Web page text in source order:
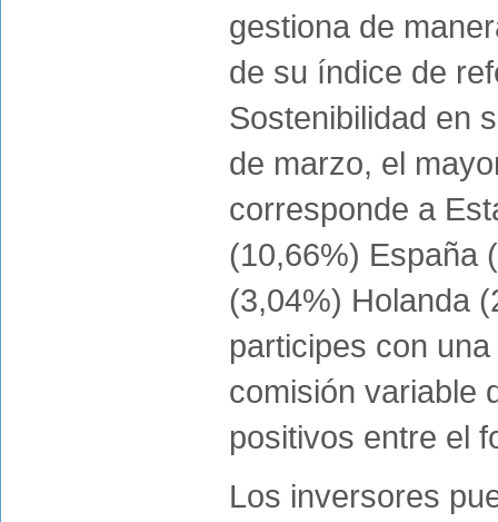
gestiona de
de su índice de
Sostenibilidad en
de marzo, el
corresponde a
(10,66%) España
(3,04%) Holanda
participes con
comisión variable
positivos entre el
Los inversores